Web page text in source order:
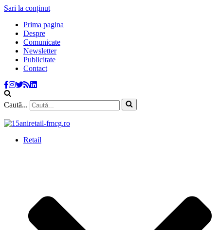
Sari la conținut
Prima pagina
Despre
Comunicate
Newsletter
Publicitate
Contact
Caută...
Retail